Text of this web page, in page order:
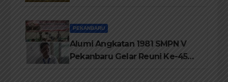
PEKANBARU
Alumi Angkatan 1981 SMPN V
Pekanbaru Gelar Reuni Ke-45